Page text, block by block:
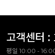
고객센터 :
평일 10:00 -